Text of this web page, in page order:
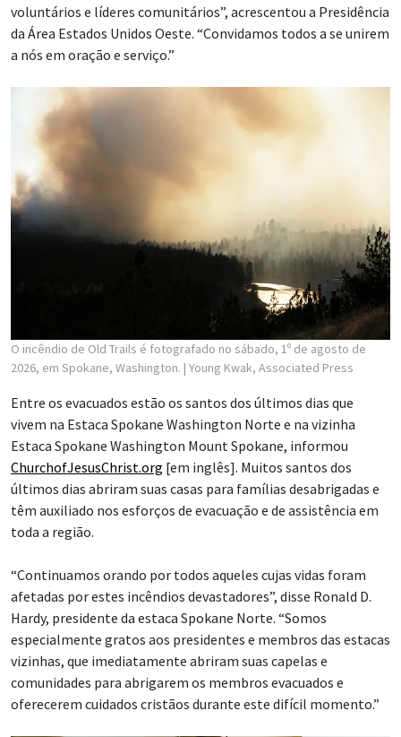
voluntários e líderes comunitários”, acrescentou a Presidência
da Área Estados Unidos Oeste. “Convidamos todos a se unirem
a nós em oração e serviço.”
O incêndio de Old Trails é fotografado no sábado, 1º de agosto de
2026, em Spokane, Washington. | Young Kwak, Associated Press
Entre os evacuados estão os santos dos últimos dias que
vivem na Estaca Spokane Washington Norte e na vizinha
Estaca Spokane Washington Mount Spokane, informou
ChurchofJesusChrist.org [em inglês]. Muitos santos dos
últimos dias abriram suas casas para famílias desabrigadas e
têm auxiliado nos esforços de evacuação e de assistência em
toda a região.
“Continuamos orando por todos aqueles cujas vidas foram
afetadas por estes incêndios devastadores”, disse Ronald D.
Hardy, presidente da estaca Spokane Norte. “Somos
especialmente gratos aos presidentes e membros das estacas
vizinhas, que imediatamente abriram suas capelas e
comunidades para abrigarem os membros evacuados e
oferecerem cuidados cristãos durante este difícil momento.”